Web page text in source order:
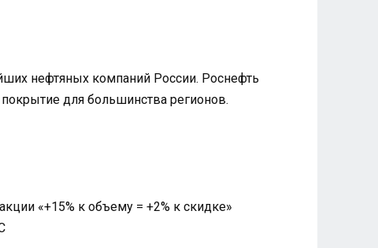
нефтяных компаний России. Роснефть
для большинства регионов.
«+15% к объему = +2% к скидке»